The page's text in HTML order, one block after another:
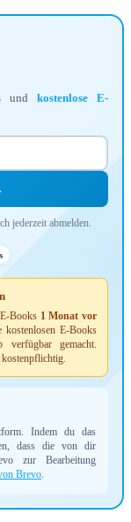
undkostenlose E-
jederzeit abmelden.
Books 1 Monat vor
E-Books
verfügbar gemacht.
Indem du das
dass die von dir
zur Bearbeitung
Brevo.